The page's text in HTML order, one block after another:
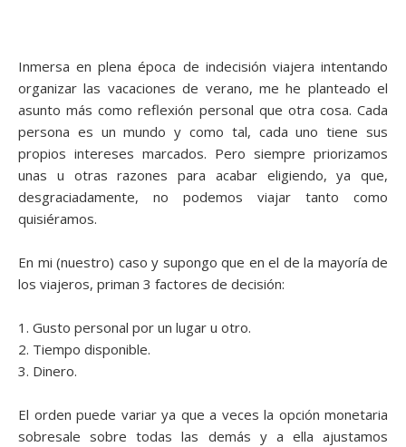
Inmersa en plena época de indecisión viajera intentando
organizar las vacaciones de verano, me he planteado el
asunto más como reflexión personal que otra cosa. Cada
persona es un mundo y como tal, cada uno tiene sus
propios intereses marcados. Pero siempre priorizamos
unas u otras razones para acabar eligiendo, ya que,
desgraciadamente, no podemos viajar tanto como
quisiéramos.
En mi (nuestro) caso y supongo que en el de la mayoría de
los viajeros, priman 3 factores de decisión:
1. Gusto personal por un lugar u otro.
2. Tiempo disponible.
3. Dinero.
El orden puede variar ya que a veces la opción monetaria
sobresale sobre todas las demás y a ella ajustamos